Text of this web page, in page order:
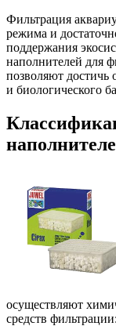
Фильтрация
режима и
поддержания
наполнителей для
позволяют достичь
и биологического
осуществляют
средств фильтрации: